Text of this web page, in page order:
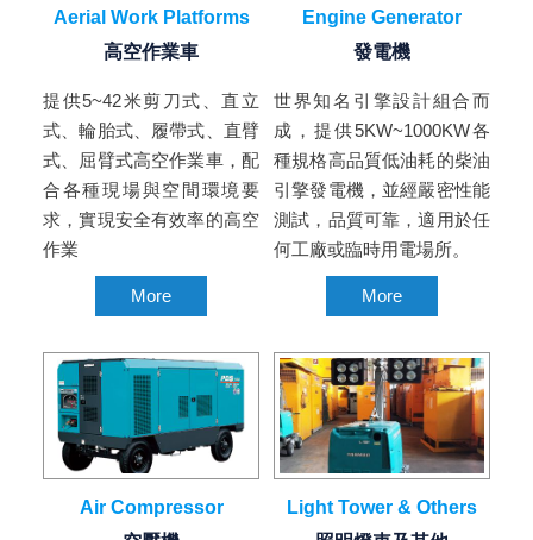
Aerial Work Platforms
高空作業車
提供5~42米剪刀式、直立
式、輪胎式、履帶式、直臂
式、屈臂式高空作業車，配
合各種現場與空間環境要
求，實現安全有效率的高空
作業
More
Engine Generator
發電機
世界知名引擎設計組合而
成，提供5KW~1000KW各
種規格高品質低油耗的柴油
引擎發電機，並經嚴密性能
測試，品質可靠，適用於任
何工廠或臨時用電場所。
More
Air Compressor
Light Tower & Others